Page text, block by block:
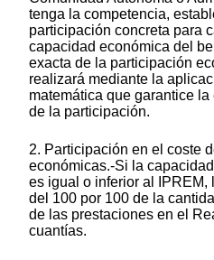
tenga la competencia,
participación concreta para
capacidad económica del
exacta de la participación
realizará mediante la
matemática que garantice
de la participación.
2. Participación en el coste
económicas.-Si la
es igual o inferior al IPREM,
del 100 por 100 de la
de las prestaciones en el
cuantías.